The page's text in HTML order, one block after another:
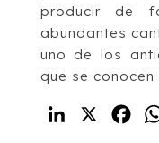
producir de
abundantes
uno de los
que se
LinkedIn